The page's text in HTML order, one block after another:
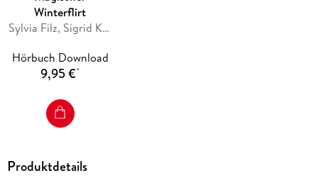
Winterflirt
Sylvia Filz, Sigrid Konopatzki
Hörbuch Download
9,95 €*
Produktdetails